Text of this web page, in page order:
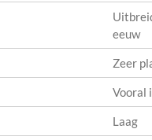
eeuw
Zeer
Vooral
Laag